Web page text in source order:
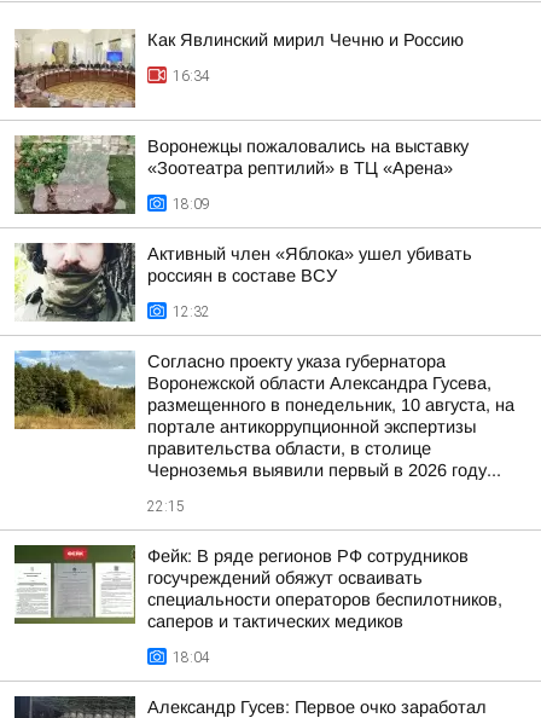
Как Явлинский мирил Чечню и Россию
16:34
Воронежцы пожаловались на выставку
«Зоотеатра рептилий» в ТЦ «Арена»
18:09
Активный член «Яблока» ушел убивать
россиян в составе ВСУ
12:32
Согласно проекту указа губернатора
Воронежской области Александра Гусева,
размещенного в понедельник, 10 августа, на
портале антикоррупционной экспертизы
правительства области, в столице
Черноземья выявили первый в 2026 году...
22:15
Фейк: В ряде регионов РФ сотрудников
госучреждений обяжут осваивать
специальности операторов беспилотников,
саперов и тактических медиков
18:04
Александр Гусев: Первое очко заработал